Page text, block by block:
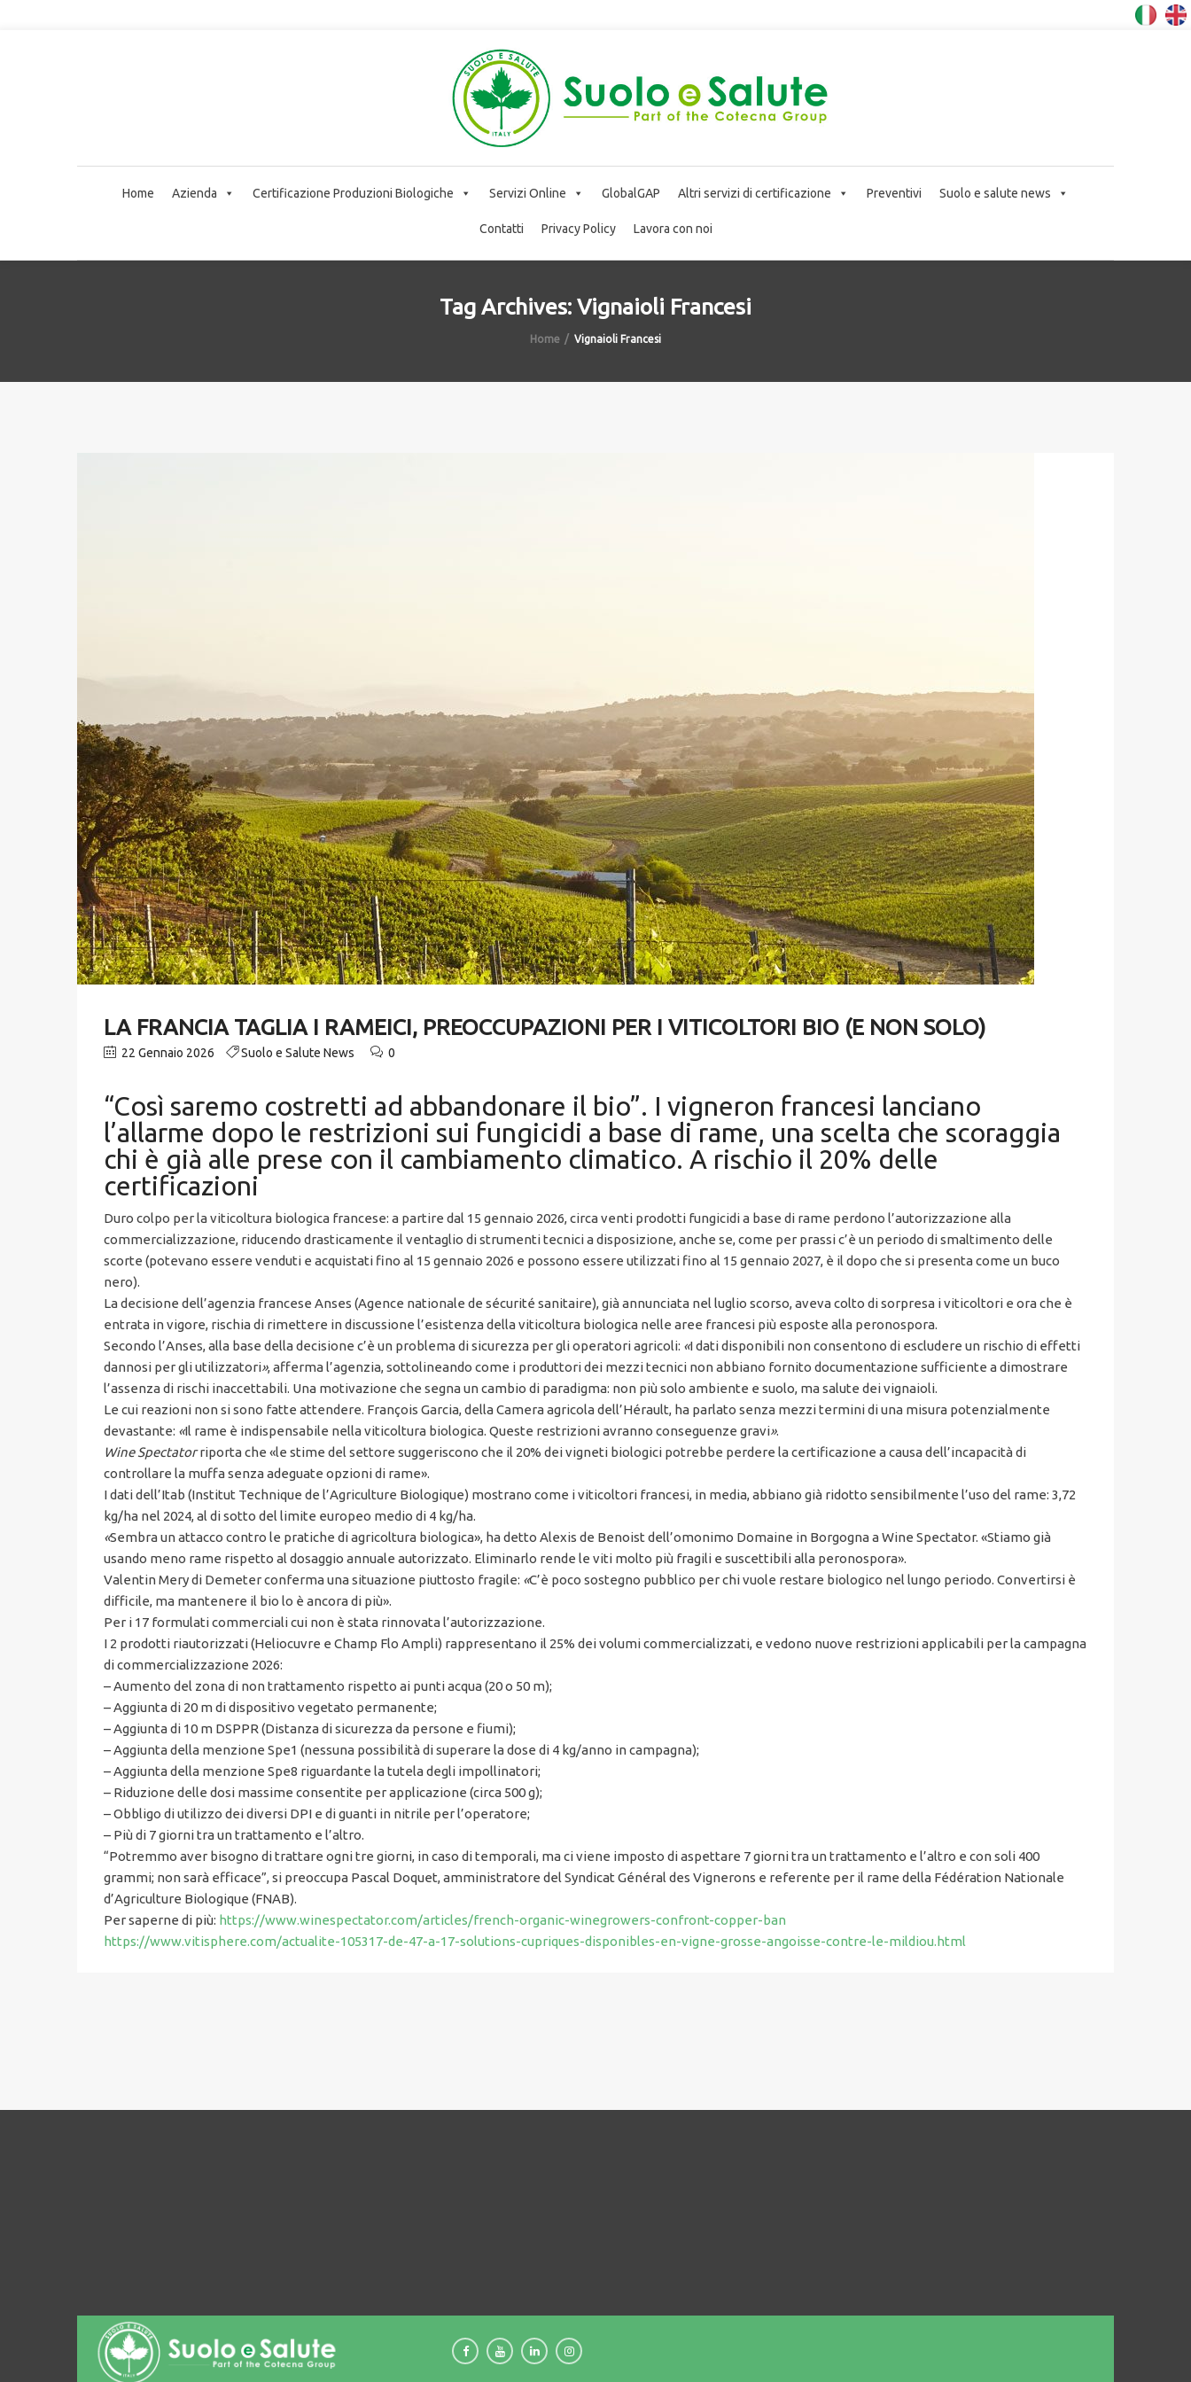
Home Azienda Certificazione Produzioni Biologiche Servizi Online GlobalGAP Altri servizi di certificazione Preventivi Suolo e salute news
Contatti Privacy Policy Lavora con noi
Tag Archives: Vignaioli Francesi
Home Vignaioli Francesi
LA FRANCIA TAGLIA I RAMEICI, PREOCCUPAZIONI PER I VITICOLTORI BIO (E NON SOLO)
22 Gennaio 2026 Suolo e Salute News 0
“Così saremo costretti ad abbandonare il bio”. I vigneron francesi lanciano
l’allarme dopo le restrizioni sui fungicidi a base di rame, una scelta che scoraggia
chi è già alle prese con il cambiamento climatico. A rischio il 20% delle
certificazioni
Duro colpo per la viticoltura biologica francese: a partire dal 15 gennaio 2026, circa venti prodotti fungicidi a base di rame perdono l’autorizzazione alla
commercializzazione, riducendo drasticamente il ventaglio di strumenti tecnici a disposizione, anche se, come per prassi c’è un periodo di smaltimento delle
scorte (potevano essere venduti e acquistati fino al 15 gennaio 2026 e possono essere utilizzati fino al 15 gennaio 2027, è il dopo che si presenta come un buco
nero).
La decisione dell’agenzia francese Anses (Agence nationale de sécurité sanitaire), già annunciata nel luglio scorso, aveva colto di sorpresa i viticoltori e ora che è
entrata in vigore, rischia di rimettere in discussione l’esistenza della viticoltura biologica nelle aree francesi più esposte alla peronospora.
Secondo l’Anses, alla base della decisione c’è un problema di sicurezza per gli operatori agricoli: «I dati disponibili non consentono di escludere un rischio di effetti
dannosi per gli utilizzatori», afferma l’agenzia, sottolineando come i produttori dei mezzi tecnici non abbiano fornito documentazione sufficiente a dimostrare
l’assenza di rischi inaccettabili. Una motivazione che segna un cambio di paradigma: non più solo ambiente e suolo, ma salute dei vignaioli.
Le cui reazioni non si sono fatte attendere. François Garcia, della Camera agricola dell’Hérault, ha parlato senza mezzi termini di una misura potenzialmente
devastante: «Il rame è indispensabile nella viticoltura biologica. Queste restrizioni avranno conseguenze gravi».
Wine Spectatorriporta che «le stime del settore suggeriscono che il 20% dei vigneti biologici potrebbe perdere la certificazione a causa dell’incapacità di
controllare la muffa senza adeguate opzioni di rame».
I dati dell’Itab (Institut Technique de l’Agriculture Biologique) mostrano come i viticoltori francesi, in media, abbiano già ridotto sensibilmente l’uso del rame: 3,72
kg/ha nel 2024, al di sotto del limite europeo medio di 4 kg/ha.
«Sembra un attacco contro le pratiche di agricoltura biologica», ha detto Alexis de Benoist dell’omonimo Domaine in Borgogna a Wine Spectator. «Stiamo già
usando meno rame rispetto al dosaggio annuale autorizzato. Eliminarlo rende le viti molto più fragili e suscettibili alla peronospora».
Valentin Mery di Demeter conferma una situazione piuttosto fragile: «C’è poco sostegno pubblico per chi vuole restare biologico nel lungo periodo. Convertirsi è
difficile, ma mantenere il bio lo è ancora di più».
Per i 17 formulati commerciali cui non è stata rinnovata l’autorizzazione.
I 2 prodotti riautorizzati (Heliocuvre e Champ Flo Ampli) rappresentano il 25% dei volumi commercializzati, e vedono nuove restrizioni applicabili per la campagna
di commercializzazione 2026:
– Aumento del zona di non trattamento rispetto ai punti acqua (20 o 50 m);
– Aggiunta di 20 m di dispositivo vegetato permanente;
– Aggiunta di 10 m DSPPR (Distanza di sicurezza da persone e fiumi);
– Aggiunta della menzione Spe1 (nessuna possibilità di superare la dose di 4 kg/anno in campagna);
– Aggiunta della menzione Spe8 riguardante la tutela degli impollinatori;
– Riduzione delle dosi massime consentite per applicazione (circa 500 g);
– Obbligo di utilizzo dei diversi DPI e di guanti in nitrile per l’operatore;
– Più di 7 giorni tra un trattamento e l’altro.
“Potremmo aver bisogno di trattare ogni tre giorni, in caso di temporali, ma ci viene imposto di aspettare 7 giorni tra un trattamento e l’altro e con soli 400
grammi; non sarà efficace”, si preoccupa Pascal Doquet, amministratore del Syndicat Général des Vignerons e referente per il rame della Fédération Nationale
d’Agriculture Biologique (FNAB).
Per saperne di più: https://www.winespectator.com/articles/french-organic-winegrowers-confront-copper-ban
https://www.vitisphere.com/actualite-105317-de-47-a-17-solutions-cupriques-disponibles-en-vigne-grosse-angoisse-contre-le-mildiou.html